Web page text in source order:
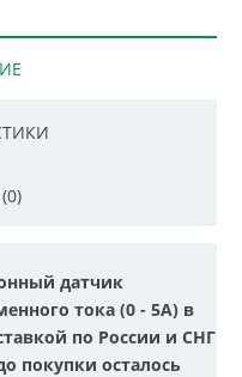
датчик
тока (0 - 5A) в
по России и СНГ
покупки осталось